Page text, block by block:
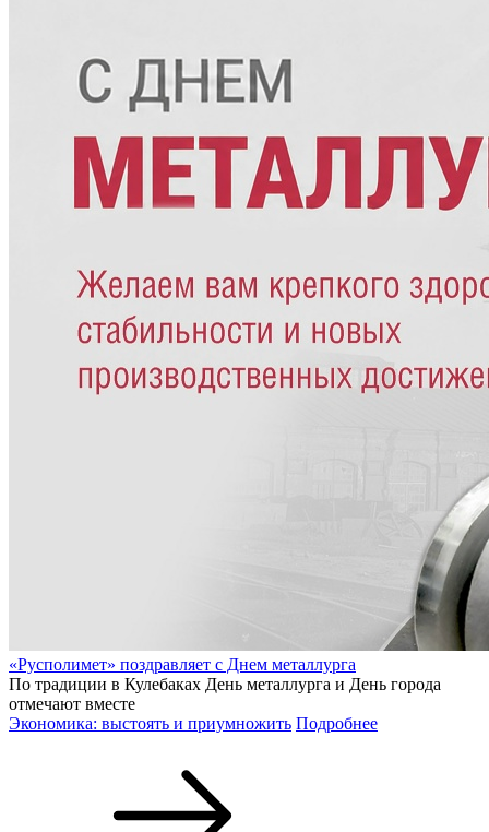
«Русполимет» поздравляет с Днем металлурга
По традиции в Кулебаках День металлурга и День города
отмечают вместе
Экономика: выстоять и приумножить Подробнее